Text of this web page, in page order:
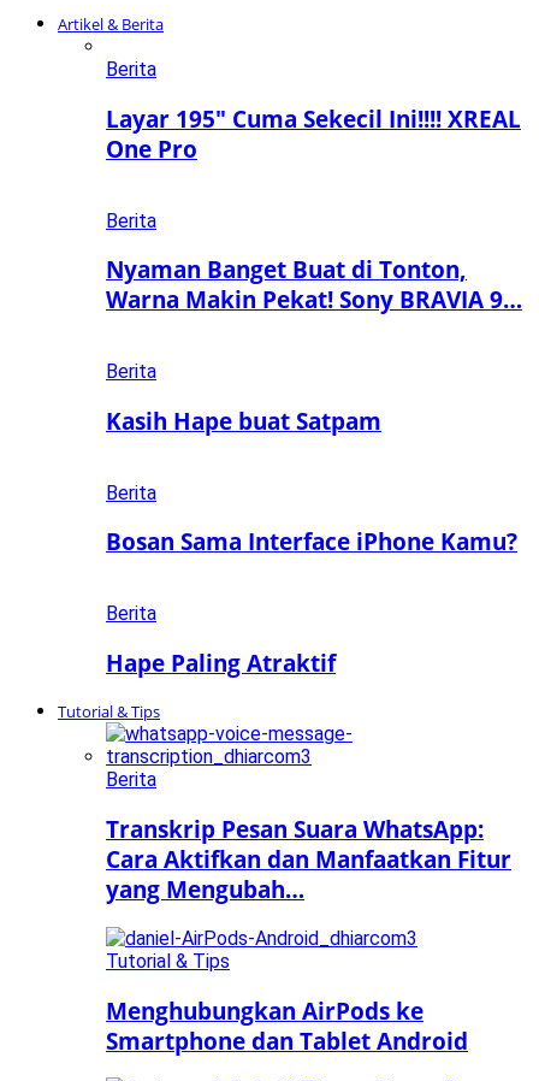
Artikel & Berita
Berita
Layar 195″ Cuma Sekecil Ini!!!! XREAL
One Pro
Berita
Nyaman Banget Buat di Tonton,
Warna Makin Pekat! Sony BRAVIA 9…
Berita
Kasih Hape buat Satpam
Berita
Bosan Sama Interface iPhone Kamu?
Berita
Hape Paling Atraktif
Tutorial & Tips
Berita
Transkrip Pesan Suara WhatsApp:
Cara Aktifkan dan Manfaatkan Fitur
yang Mengubah…
Tutorial & Tips
Menghubungkan AirPods ke
Smartphone dan Tablet Android